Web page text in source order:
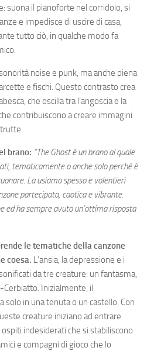
suona il pianoforte nel corridoio, si
e impedisce di uscire di casa,
tutto ciò, in qualche modo fa
noise e punk, ma anche piena
e fischi. Questo contrasto crea
che oscilla tra l’angoscia e la
contribuiscono a creare immagini
brano: “The Ghost è un brano al quale
tematicamente o anche solo perché è
La usiamo spesso e volentieri
partecipata, caotica e vibrante.
ed ha sempre avuto un’ottima risposta
le tematiche della canzone
coesa. L’ansia, la depressione e i
da tre creature: un fantasma,
Inizialmente, il
in una tenuta o un castello. Con
creature iniziano ad entrare
indesiderati che si stabiliscono
e compagni di gioco che lo